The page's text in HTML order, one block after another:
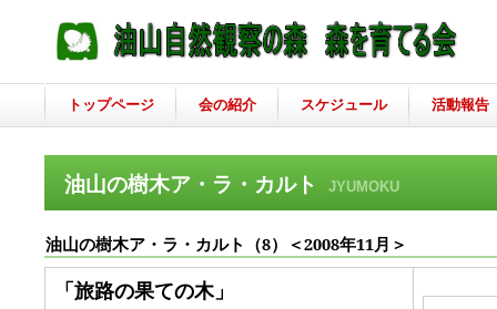
油山の樹木ア・ラ・カルト JYUMOKU
油山の樹木ア・ラ・カルト（8）＜2008年11月＞
「旅路の果ての木」
トップページ 会の紹介 スケジュール 活動報告